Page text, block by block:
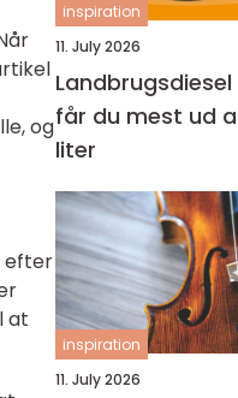
og
efter
at
inspiration
11. July 2026
Landbrugsdiesel sådan
får du mest ud
liter
inspiration
11. July 2026